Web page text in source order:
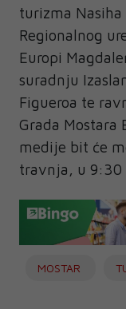
turizma Nasiha
Regionalnog
Europi
suradnju
Figueroa te
Grada Mostara
medije bit će
travnja, u 9:30
MOSTAR